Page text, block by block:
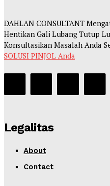
DAHLAN CONSULTANT
Hentikan Gali Lubang Tutup
Konsultasikan Masalah Anda
SOLUSI PINJOL Anda
Legalitas
About
Contact